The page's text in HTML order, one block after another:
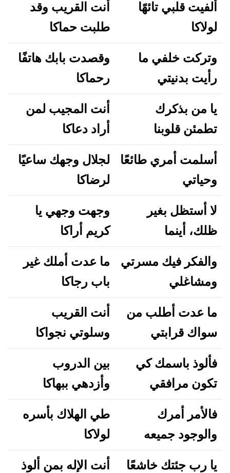
ألفيت قلبي تائهًا
لولاكا
أنت القريب وقد
طلبت حماكا
وتركت خلفي ما
رأيت بدنيتي
وقصدت بابك هاتفًا
رحماكا
يا من بذكرك
تطمئن قلوبنا
أنت المجيب لمن
أراد دعاكا
أسلمت أمري طائعًا
وحياتي
لجلال وجهك ساعيًا
لرضاكا
لا أستظل بغير
ظلك، أينما
وجهت وجهي يا
كريم أراكا
والفكر فيك مسرتي
ومشاغلي
ما عدت أملك غير
باب رجاكا
ما عدت أطلب من
سواك قرابتي
أنت القريب
وسلوتي نجواكا
فألوذ باسمك كي
تكون مرافقي
بين الدروب
وأزدهي ببهاكا
فالأمر أمرك
والوجود جميعه
طي الهلاك بأسره
لولاكا
يا رب جئتك خاشعًا
أنت الإله بمن ألوذ